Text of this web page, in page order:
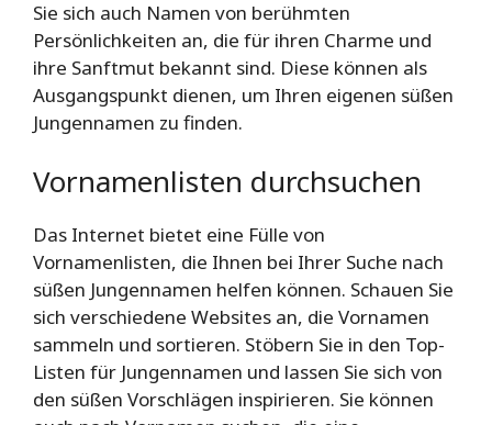
Sie sich auch Namen von berühmten
Persönlichkeiten an, die für ihren Charme und
ihre Sanftmut bekannt sind. Diese können als
Ausgangspunkt dienen, um Ihren eigenen süßen
Jungennamen zu finden.
Vornamenlisten durchsuchen
Das Internet bietet eine Fülle von
Vornamenlisten, die Ihnen bei Ihrer Suche nach
süßen Jungennamen helfen können. Schauen Sie
sich verschiedene Websites an, die Vornamen
sammeln und sortieren. Stöbern Sie in den Top-
Listen für Jungennamen und lassen Sie sich von
den süßen Vorschlägen inspirieren. Sie können